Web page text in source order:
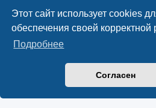
Этот сайт использует cookies
обеспечения своей корректной
Подробнее
Согласен
Конфиденциальность